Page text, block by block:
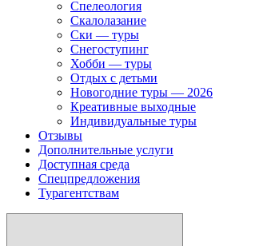
Спелеология
Скалолазание
Ски — туры
Снегоступинг
Хобби — туры
Отдых с детьми
Новогодние туры — 2026
Креативные выходные
Индивидуальные туры
Отзывы
Дополнительные услуги
Доступная среда
Спецпредложения
Турагентствам